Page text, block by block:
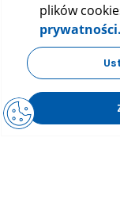
LUX MED Sp. z o.o.
ul. Szturmowa 2, 02-
KRS: 0000265353
NIP: 5272523080
REGON: 140723603
plików
prywatności.